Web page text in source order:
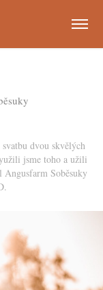
dvou skvělých
jsme toho a užili
Angusfarm Soběsuky